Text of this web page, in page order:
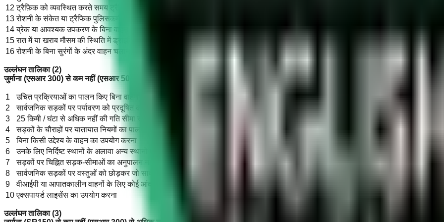
12 ट्रैफ़िक को व्यवस्थित करते समय ट्रैफ़िक पुलिस के हाथों के संकेतों का उल्लंघन करना और ट्रैफ़िक लाइटों को अपने हाथ के संकेतों को प्राथमिकता नहीं
13 रोशनी के संकेत या ट्रैफिक पुलिसकर्मी के अभाव में इसके बाहर वाहनों द्वारा गोल चक्कर में वाहनों की आवाजाही को प्राथमिकता नहीं देना
14 ब्रेक या आवश्यक उपकरण के बिना वाहन चलाकर जीवन को खतरे में डालना (उल्लंघन के निपटान तक वाहन को हिरासत में रखा जाएगा)
15 रात में या खराब मौसम की स्थिति में ड्राइविंग करते समय आवश्यक रोशनी का उपयोग नहीं करना
16 रोशनी के बिना सुरंगों के अंदर वाहन चलाना
उल्लंघन तालिका (2)
जुर्माना (एसआर 300) से कम नहीं (एसआर 500) से अधिक नहीं
1
उचित प्रक्रियाओं का पालन किए बिना वाहन के शरीर में अतिरिक्त संशोधन करना (उल्लंघन के निपटान तक वाहन को हिरासत में रखा जाएगा)
2
सार्वजनिक सड़कों पर पर्यावरण को प्रदूषित करने वाला वाहन चलाना (उल्लंघन का निपटारा होने तक वाहन को हिरासत में रखा जाएगा)
3
25 किमी / घंटा से अधिक नहीं की गति सीमा से अधिक
4
सड़कों के चौराहों पर यातायात नियमों का पालन नहीं करना
5
बिना किसी उद्देश्य के वाहन का उपयोग करना
6
उनके लिए निर्दिष्ट स्थानों के अलावा अन्य स्थानों पर वाहन में यात्रियों को बैठाना
7
सड़कों पर चिह्नित सड़क-सीमाओं का अनुपालन नहीं करना
8
सार्वजनिक सड़कों पर वस्तुओं को छोड़कर जो सार्वजनिक सुरक्षा को खतरे में डालते हैं
9
वीआईपी या आपातकालीन वाहनों के लिए कोई आंदोलन प्राथमिकता नहीं देना
10 एक्सपायर्ड लाइसेंस का उपयोग करना
उल्लंघन तालिका (3)